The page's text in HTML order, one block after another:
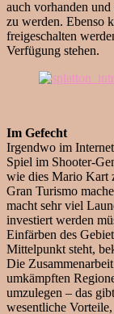
auch vorhanden
zu werden. Ebenso
freigeschalten
Verfügung stehen.
Im Gefecht
Irgendwo im
Spiel im Shooter-
wie dies Mario Kart
Gran Turismo
macht sehr viel
investiert werden
Einfärben des
Mittelpunkt steht,
Die
umkämpften
umzulegen – das
wesentliche